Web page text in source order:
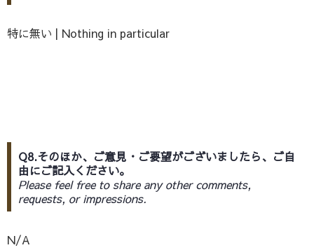
特に無い | Nothing in particular
Q8.そのほか、ご意見・ご要望がございましたら、ご自
由にご記入ください。
Please feel free to share any other comments,
requests, or impressions.
N/A